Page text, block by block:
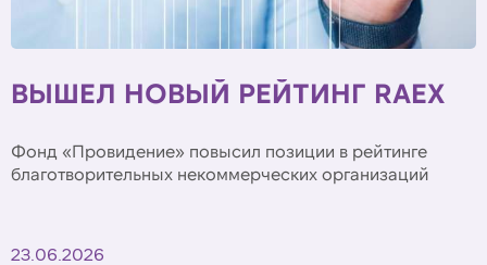
ВЫШЕЛ НОВЫЙ РЕЙТИНГ RAEX
Фонд «Провидение» повысил позиции в рейтинге
благотворительных некоммерческих организаций
23.06.2026